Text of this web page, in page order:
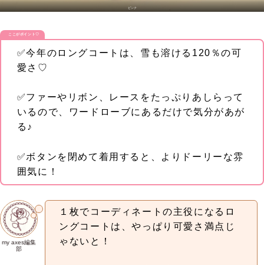
ピンク
ここがポイント♡
✅今年のロングコートは、雪も溶ける120％の可
愛さ♡
✅ファーやリボン、レースをたっぷりあしらって
いるので、ワードローブにあるだけで気分があが
る♪
✅ボタンを閉めて着用すると、よりドーリーな雰
囲気に！
my axes編集
部
１枚でコーディネートの主役になるロ
ングコートは、やっぱり可愛さ満点じ
ゃないと！